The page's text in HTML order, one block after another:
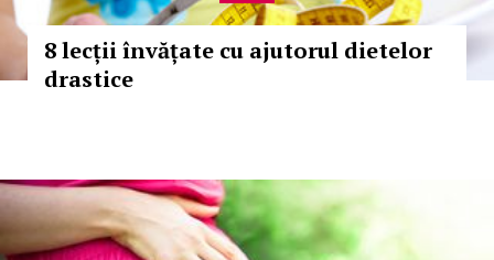
8 lecții învățate cu ajutorul dietelor
drastice